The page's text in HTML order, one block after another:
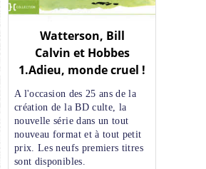
Watterson, Bill
Calvin et Hobbes
1.Adieu, monde cruel !
A l'occasion des 25 ans de la
création de la BD culte, la
nouvelle série dans un tout
nouveau format et à tout petit
prix. Les neufs premiers titres
sont disponibles.